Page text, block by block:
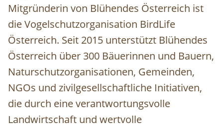
Mitgründerin von Blühendes Österreich ist
die Vogelschutzorganisation BirdLife
Österreich. Seit 2015 unterstützt Blühendes
Österreich über 300 Bäuerinnen und Bauern,
Naturschutzorganisationen, Gemeinden,
NGOs und zivilgesellschaftliche Initiativen,
die durch eine verantwortungsvolle
Landwirtschaft und wertvolle